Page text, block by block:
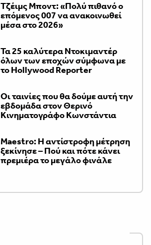
Τζέιμς Μποντ: «Πολύ πιθανό ο
επόμενος 007 να ανακοινωθεί
μέσα στο 2026»
Τα 25 καλύτερα Ντοκιμαντέρ
όλων των εποχών σύμφωνα με
το Hollywood Reporter
Οι ταινίες που θα δούμε αυτή την
εβδομάδα στον Θερινό
Κινηματογράφο Κωνστάντια
Maestro: Η αντίστροφη μέτρηση
ξεκίνησε – Πού και πότε κάνει
πρεμιέρα το μεγάλο φινάλε